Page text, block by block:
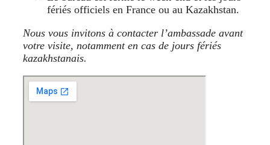
fériés officiels en France ou au Kazakhstan.
Nous vous invitons à contacter l’ambassade avant
votre visite, notamment en cas de jours fériés
kazakhstanais.